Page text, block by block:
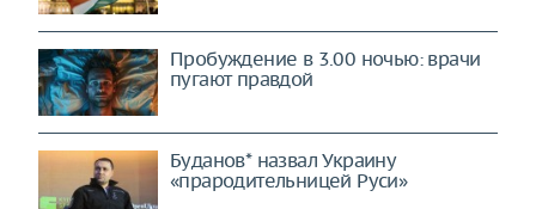
Пробуждение в 3.00 ночью: врачи
пугают правдой
Буданов* назвал Украину
«прародительницей Руси»